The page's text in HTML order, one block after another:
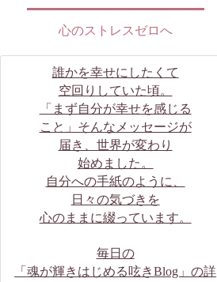
心のストレスゼロへ
誰かを幸せにしたくて
空回りしていた頃。
「まず自分が幸せを感じる
こと」そんなメッセージが
届き、世界が変わり
始めました。
自分への手紙のように、
日々の気づきを
心のままに綴っています。
毎日の
「魂が輝きはじめる呟きBlog」の詳